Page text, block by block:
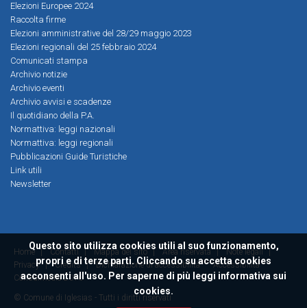
Questo sito utilizza cookies utili al suo funzionamento,
propri e di terze parti. Cliccando su accetta cookies
acconsenti all'uso. Per saperne di più leggi informativa sui
cookies.
Elezioni Europee 2024
Raccolta firme
Elezioni amministrative del 28/29 maggio 2023
Elezioni regionali del 25 febbraio 2024
Comunicati stampa
Archivio notizie
Archivio eventi
Archivio avvisi e scadenze
Il quotidiano della P.A.
Normattiva: leggi nazionali
Normattiva: leggi regionali
Pubblicazioni Guide Turistiche
Link utili
Newsletter
Home | Contatti | Mappa del sito | Area riservata | Note legali |
Privacy
| Credits | Dichiarazione di accessibilità
Accessibilità
ConsulMedia 2016
© Comune di Iglesias - Tutti i diritti riservati